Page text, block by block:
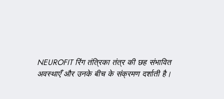
NEUROFIT रिंग तंत्रिका तंत्र की छह संभावित
अवस्थाएँ और उनके बीच के संक्रमण दर्शाती है।